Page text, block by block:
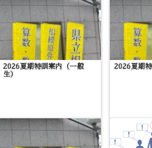
2026夏期特訓案内（一般
生）
2026夏期